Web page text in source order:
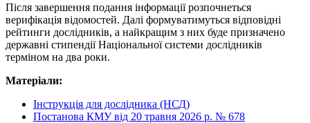
Після завершення подання інформації розпочнеться
верифікація відомостей. Далі формуватимуться відповідні
рейтинги дослідників, а найкращим з них буде призначено
державні стипендії Національної системи дослідників
терміном на два роки.
Матеріали:
Інструкція для дослідника (НСД)
Постанова КМУ від 20 травня 2026 р. № 678